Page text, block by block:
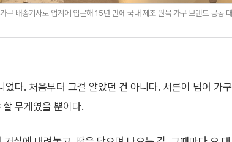
배송기사로 업계에 입문해 15년 만에 국내 제조 원목 가구 브랜드 공동 대
다. 처음부터 그걸 알았던 건 아니다. 서른이 넘어 가구
무게였을 뿐이다.